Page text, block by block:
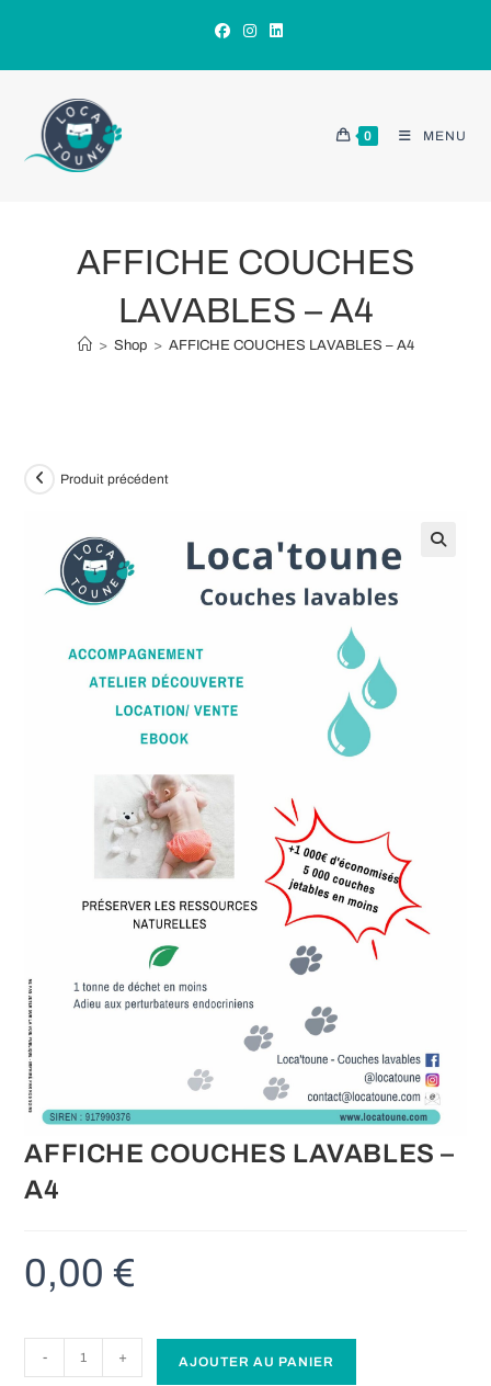
content
0 MENU
AFFICHE COUCHES
LAVABLES – A4
> Shop > AFFICHE COUCHES LAVABLES – A4
Produit précédent
AFFICHE COUCHES LAVABLES –
A4
0,00 €
de
- + AJOUTER AU PANIER